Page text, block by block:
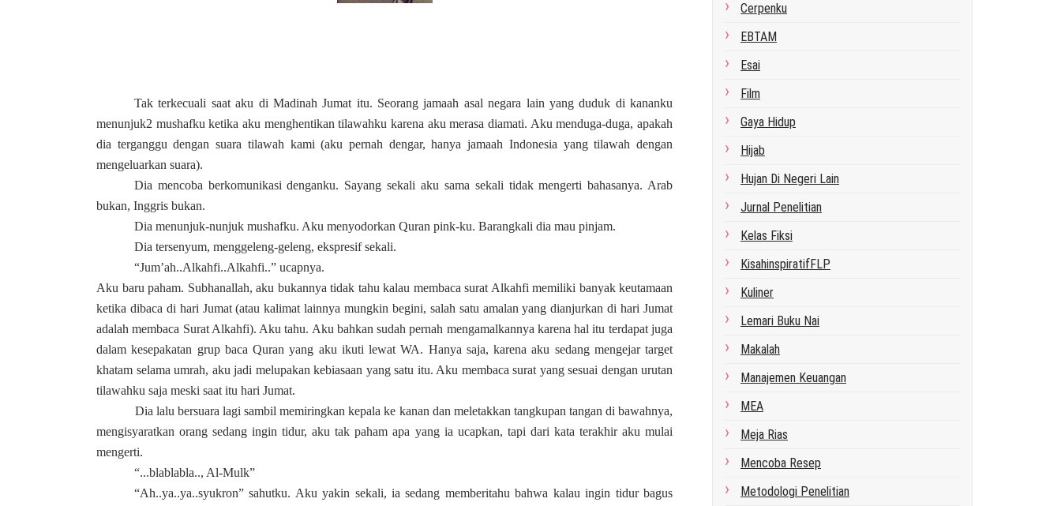
Tak terkecuali saat aku di Madinah Jumat itu. Seorang jamaah asal negara lain yang duduk di kananku
menunjuk2 mushafku ketika aku menghentikan tilawahku karena aku merasa diamati. Aku menduga-duga, apakah
dia terganggu dengan suara tilawah kami (aku pernah dengar, hanya jamaah Indonesia yang tilawah dengan
mengeluarkan suara).
Dia mencoba berkomunikasi denganku. Sayang sekali aku sama sekali tidak mengerti bahasanya. Arab
bukan, Inggris bukan.
Dia menunjuk-nunjuk mushafku. Aku menyodorkan Quran pink-ku. Barangkali dia mau pinjam.
Dia tersenyum, menggeleng-geleng, ekspresif sekali.
“Jum’ah..Alkahfi..Alkahfi..” ucapnya.
Aku baru paham. Subhanallah, aku bukannya tidak tahu kalau membaca surat Alkahfi memiliki banyak keutamaan
ketika dibaca di hari Jumat (atau kalimat lainnya mungkin begini, salah satu amalan yang dianjurkan di hari Jumat
adalah membaca Surat Alkahfi). Aku tahu. Aku bahkan sudah pernah mengamalkannya karena hal itu terdapat juga
dalam kesepakatan grup baca Quran yang aku ikuti lewat WA. Hanya saja, karena aku sedang mengejar target
khatam selama umrah, aku jadi melupakan kebiasaan yang satu itu. Aku membaca surat yang sesuai dengan urutan
tilawahku saja meski saat itu hari Jumat.
Dia lalu bersuara lagi sambil memiringkan kepala ke kanan dan meletakkan tangkupan tangan di bawahnya,
mengisyaratkan orang sedang ingin tidur, aku tak paham apa yang ia ucapkan, tapi dari kata terakhir aku mulai
mengerti.
“...blablabla.., Al-Mulk”
“Ah..ya..ya..syukron” sahutku. Aku yakin sekali, ia sedang memberitahu bahwa kalau ingin tidur bagus
Cerpenku
EBTAM
Esai
Film
Gaya Hidup
Hijab
Hujan Di Negeri Lain
Jurnal Penelitian
Kelas Fiksi
KisahinspiratifFLP
Kuliner
Lemari Buku Nai
Makalah
Manajemen Keuangan
MEA
Meja Rias
Mencoba Resep
Metodologi Penelitian